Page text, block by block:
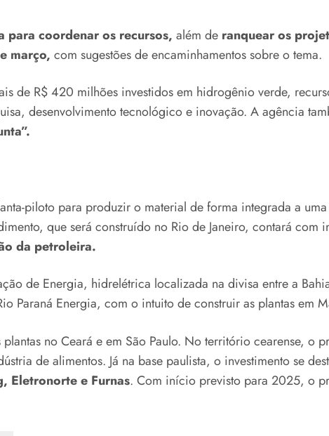
para coordenar os recursos, além de ranquear os
março, com sugestões de encaminhamentos sobre o tema.
de R$ 420 milhões investidos em hidrogênio verde,
desenvolvimento tecnológico e inovação. A agência
piloto para produzir o material de forma integrada a
que será construído no Rio de Janeiro, contará com
da petroleira.
de Energia, hidrelétrica localizada na divisa entre a
Paraná Energia, com o intuito de construir as plantas em
no Ceará e em São Paulo. No território cearense, o
de alimentos. Já na base paulista, o investimento se
Eletronorte e Furnas. Com início previsto para 2025, o